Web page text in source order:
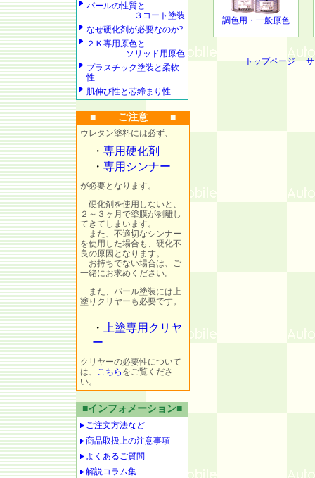
パールの性質と
３コート塗装
なぜ硬化剤が必要なのか?
２Ｋ専用原色と
ソリッド用原色
プラスチック塗装と柔軟
性
肌伸び性と芯締まり性
■ ご注意 ■
ウレタン塗料には必ず、
・ 専用硬化剤
・ 専用シンナー
が必要となります。
硬化剤を使用しないと、
２～３ヶ月で塗膜が剥離し
てきてしまいます。
また、不適切なシンナー
を使用した場合も、硬化不
良の原因となります。
お持ちでない場合は、ご
一緒にお求めください。
また、パール塗装には上
塗りクリヤーも必要です。
・
上塗専用クリヤ
ー
クリヤーの必要性について
は、
こちら をご覧くださ
い。
■インフォメーション■
ご注文方法など
商品取扱上の注意事項
よくあるご質問
解説コラム集
調色用・一般原色
トップページ